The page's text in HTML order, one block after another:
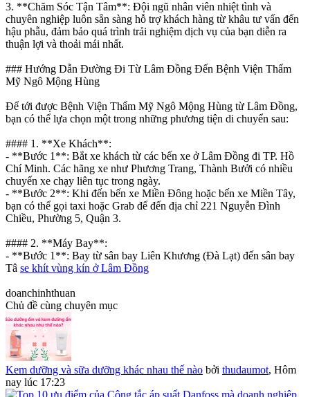
3. **Chăm Sóc Tận Tâm**: Đội ngũ nhân viên nhiệt tình và
chuyên nghiệp luôn sẵn sàng hỗ trợ khách hàng từ khâu tư vấn đến
hậu phẫu, đảm bảo quá trình trải nghiệm dịch vụ của bạn diễn ra
thuận lợi và thoải mái nhất.
### Hướng Dẫn Đường Đi Từ Lâm Đồng Đến Bệnh Viện Thẩm
Mỹ Ngô Mộng Hùng
Để tới được Bệnh Viện Thẩm Mỹ Ngô Mộng Hùng từ Lâm Đồng,
bạn có thể lựa chọn một trong những phương tiện di chuyển sau:
#### 1. **Xe Khách**:
- **Bước 1**: Bắt xe khách từ các bến xe ở Lâm Đồng đi TP. Hồ
Chí Minh. Các hãng xe như Phương Trang, Thành Bưởi có nhiều
chuyến xe chạy liên tục trong ngày.
- **Bước 2**: Khi đến bến xe Miền Đông hoặc bến xe Miền Tây,
bạn có thể gọi taxi hoặc Grab để đến địa chỉ 221 Nguyễn Đình
Chiều, Phường 5, Quận 3.
#### 2. **Máy Bay**:
- **Bước 1**: Bay từ sân bay Liên Khương (Đà Lạt) đến sân bay
Tâ se khít vùng kín ở Lâm Đồng
doanchinhthuan
Chủ đề cùng chuyên mục
Kem dưỡng và sữa dưỡng khác nhau thế nào bởi thudaumot, Hôm
nay lúc 17:23